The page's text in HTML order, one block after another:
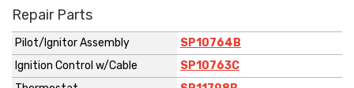
Repair Parts
Pilot/Ignitor Assembly
SP10764B
Ignition Control w/Cable
SP10763C